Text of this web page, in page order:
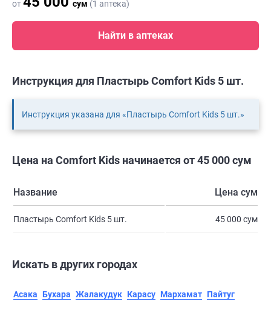
от сум (1 аптека)
Найти в аптеках
Инструкция для Пластырь Comfort Kids 5 шт.
Инструкция указана для «Пластырь Comfort Kids 5 шт.»
Цена на Comfort Kids начинается от 45 000 сум
Название Цена сум
Пластырь Comfort Kids 5 шт. 45 000 сум
Искать в других городах
Асака Бухара Жалакудук Карасу Мархамат Пайтуг